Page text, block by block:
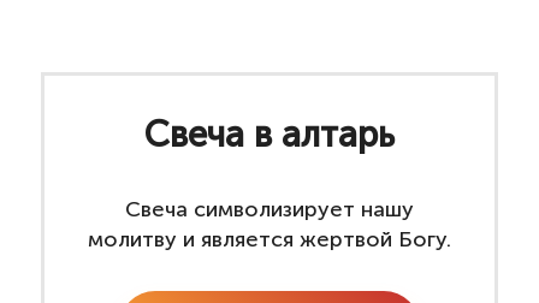
Свеча в алтарь
Свеча символизирует нашу
молитву и является жертвой Богу.